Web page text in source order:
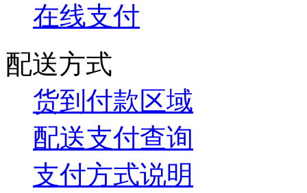
在线支付
配送方式
货到付款区域
配送支付查询
支付方式说明